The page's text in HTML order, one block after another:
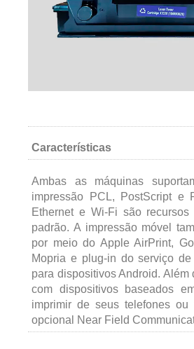
Características
Ambas as máquinas
impressão PCL, PostScript e
Ethernet e Wi-Fi são recursos
padrão. A impressão móvel
por meio do Apple AirPrint,
Mopria e plug-in do serviço
para dispositivos Android. Além
com dispositivos baseados
imprimir de seus telefones
opcional Near Field